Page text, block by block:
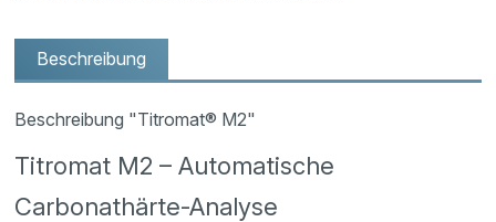
Beschreibung
Beschreibung "Titromat® M2"
Titromat M2 – Automatische
Carbonathärte-Analyse